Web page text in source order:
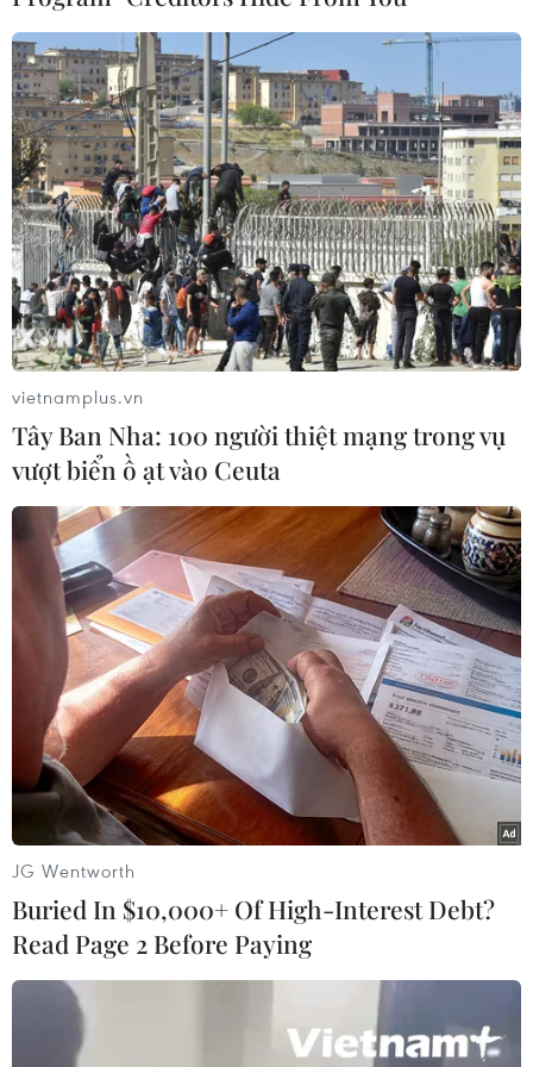
(TTXVN/Vietnam+)
#COVID-19 #Đắk Lắk #Virus corona
#Vùng dịch
#Công dân Việt Nam
Đắk Lắk
Theo dõi VietnamPlus
vietnamplus.vn
Tây Ban Nha: 100 người thiệt mạng trong vụ
vượt biển ồ ạt vào Ceuta
JG Wentworth
Buried In $10,000+ Of High-Interest Debt?
Read Page 2 Before Paying